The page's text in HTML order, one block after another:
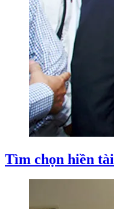
Tìm chọn hiền tài